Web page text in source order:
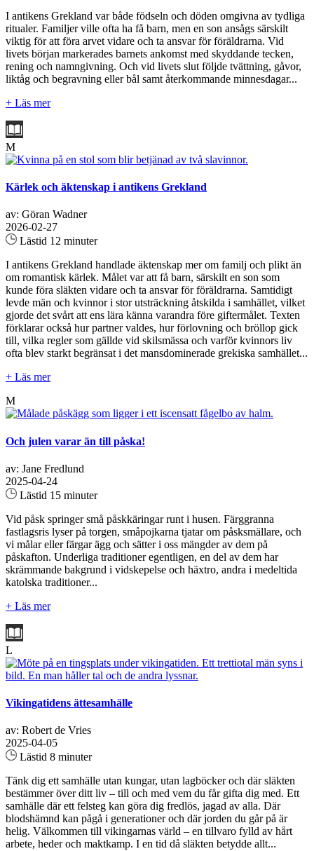
I antikens Grekland var både födseln och döden omgivna av tydliga
ritualer. Familjer ville ofta ha få barn, men en son ansågs särskilt
viktig för att föra arvet vidare och ta ansvar för föräldrarna. Vid
livets början markerades barnets ankomst med skyddande tecken,
rening och namngivning. Och vid livets slut följde tvättning, gåvor,
liktåg och begravning eller bål samt återkommande minnesdagar...
+ Läs mer
M
Kärlek och äktenskap i antikens Grekland
av: Göran Wadner
2026-02-27
Lästid 12 minuter
I antikens Grekland handlade äktenskap mer om familj och plikt än
om romantisk kärlek. Målet var att få barn, särskilt en son som
kunde föra släkten vidare och ta ansvar för föräldrarna. Samtidigt
levde män och kvinnor i stor utsträckning åtskilda i samhället, vilket
gjorde det svårt att ens lära känna varandra före giftermålet. Texten
förklarar också hur partner valdes, hur förlovning och bröllop gick
till, vilka regler som gällde vid skilsmässa och varför kvinnors liv
ofta blev starkt begränsat i det mansdominerade grekiska samhället...
+ Läs mer
M
Och julen varar än till påska!
av: Jane Fredlund
2025-04-24
Lästid 15 minuter
Vid påsk springer små påskkäringar runt i husen. Färggranna
fastlagsris lyser på torgen, småpojkarna tjatar om påsksmällare, och
vi målar eller färgar ägg och sätter i oss mängder av dem på
påskafton. Underliga traditioner egentligen, en del av dem har
skrämmande bakgrund i vidskepelse och häxtro, andra i medeltida
katolska traditioner...
+ Läs mer
L
Vikingatidens ättesamhälle
av: Robert de Vries
2025-04-05
Lästid 8 minuter
Tänk dig ett samhälle utan kungar, utan lagböcker och där släkten
bestämmer över ditt liv – till och med vem du får gifta dig med. Ett
samhälle där ett felsteg kan göra dig fredlös, jagad av alla. Där
blodshämnd kan pågå i generationer och där jorden du går på är
helig. Välkommen till vikingarnas värld – en tillvaro fylld av hårt
arbete, heder och maktkamp. I en tid då släkten betydde allt...